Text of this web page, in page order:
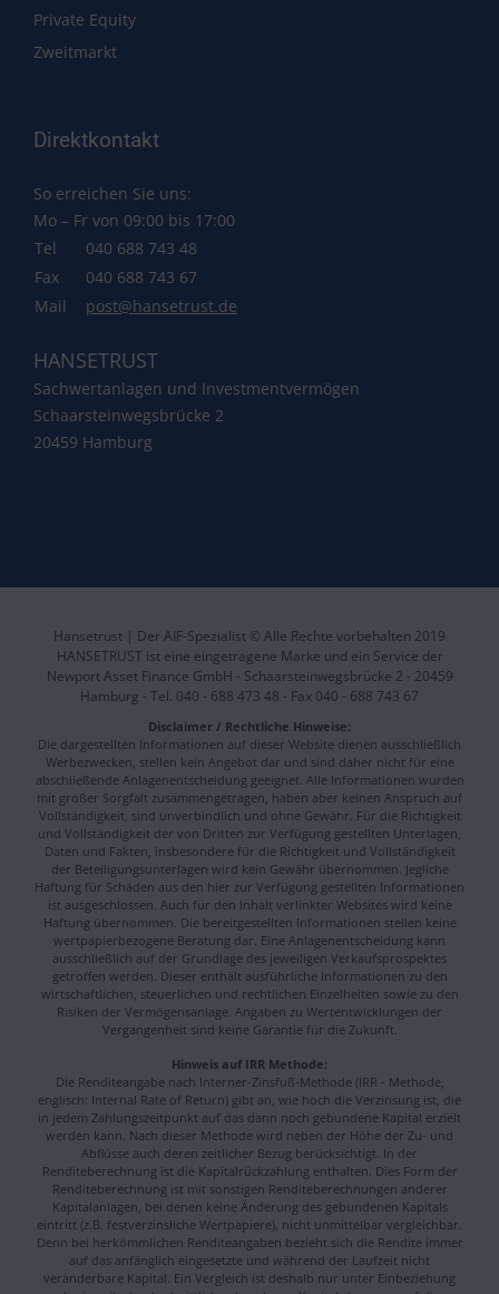
Private Equity
Zweitmarkt
Direktkontakt
So erreichen Sie uns:
Mo – Fr von 09:00 bis 17:00
Tel
040 688 743 48
Fax
040 688 743 67
Mail
post@hansetrust.de
HANSETRUST
Sachwertanlagen und Investmentvermögen
Schaarsteinwegsbrücke 2
20459 Hamburg
Hansetrust | Der AIF-Spezialist © Alle Rechte vorbehalten 2019
HANSETRUST ist eine eingetragene Marke und ein Service der
Newport Asset Finance GmbH - Schaarsteinwegsbrücke 2 - 20459
Hamburg - Tel. 040 - 688 473 48 - Fax 040 - 688 743 67
Disclaimer / Rechtliche Hinweise:
Die dargestellten Informationen auf dieser Website dienen ausschließlich
Werbezwecken, stellen kein Angebot dar und sind daher nicht für eine
abschließende Anlagenentscheidung geeignet. Alle Informationen wurden
mit großer Sorgfalt zusammengetragen, haben aber keinen Anspruch auf
Vollständigkeit, sind unverbindlich und ohne Gewähr. Für die Richtigkeit
und Vollständigkeit der von Dritten zur Verfügung gestellten Unterlagen,
Daten und Fakten, insbesondere für die Richtigkeit und Vollständigkeit
der Beteiligungsunterlagen wird kein Gewähr übernommen. Jegliche
Haftung für Schäden aus den hier zur Verfügung gestellten Informationen
ist ausgeschlossen. Auch für den Inhalt verlinkter Websites wird keine
Haftung übernommen. Die bereitgestellten Informationen stellen keine
wertpapierbezogene Beratung dar. Eine Anlagenentscheidung kann
ausschließlich auf der Grundlage des jeweiligen Verkaufsprospektes
getroffen werden. Dieser enthält ausführliche Informationen zu den
wirtschaftlichen, steuerlichen und rechtlichen Einzelheiten sowie zu den
Risiken der Vermögensanlage. Angaben zu Wertentwicklungen der
Vergangenheit sind keine Garantie für die Zukunft.
Hinweis auf IRR Methode:
Die Renditeangabe nach Interner-Zinsfuß-Methode (IRR - Methode,
englisch: Internal Rate of Return) gibt an, wie hoch die Verzinsung ist, die
in jedem Zahlungszeitpunkt auf das dann noch gebundene Kapital erzielt
werden kann. Nach dieser Methode wird neben der Höhe der Zu- und
Abflüsse auch deren zeitlicher Bezug berücksichtigt. In der
Renditeberechnung ist die Kapitalrückzahlung enthalten. Dies Form der
Renditeberechnung ist mit sonstigen Renditeberechnungen anderer
Kapitalanlagen, bei denen keine Änderung des gebundenen Kapitals
eintritt (z.B. festverzinsliche Wertpapiere), nicht unmittelbar vergleichbar.
Denn bei herkömmlichen Renditeangaben bezieht sich die Rendite immer
auf das anfänglich eingesetzte und während der Laufzeit nicht
veränderbare Kapital. Ein Vergleich ist deshalb nur unter Einbeziehung